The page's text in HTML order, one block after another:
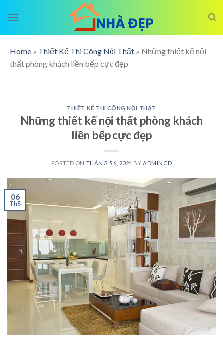
Home » Thiết Kế Thi Công Nội Thất » Những thiết kế nội
thất phòng khách liền bếp cực đẹp
THIẾT KẾ THI CÔNG NỘI THẤT
Những thiết kế nội thất phòng khách
liền bếp cực đẹp
POSTED ON THÁNG 5 6, 2024 BYADMINCD
06
Th5